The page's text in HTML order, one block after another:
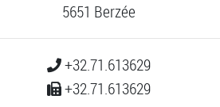
5651 Berzée
+32.71.613629
+32.71.613629